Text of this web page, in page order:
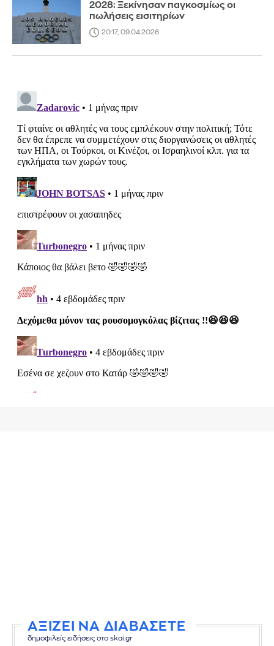
2028: Ξεκίνησαν παγκοσμίως οι
πωλήσεις εισιτηρίων
20:17, 09.04.2026
ΑΞΙΖΕΙ ΝΑ ΔΙΑΒΑΣΕΤΕ
δημοφιλείς ειδήσεις στο skai.gr